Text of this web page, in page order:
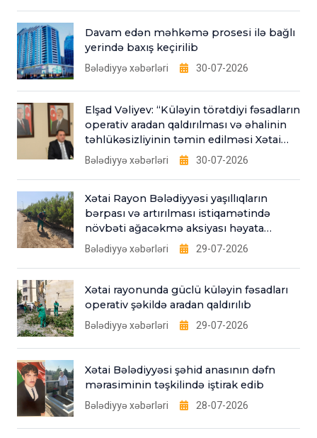
Davam edən məhkəmə prosesi ilə bağlı
yerində baxış keçirilib
Bələdiyyə xəbərləri 30-07-2026
Elşad Vəliyev: “Küləyin törətdiyi fəsadların
operativ aradan qaldırılması və əhalinin
təhlükəsizliyinin təmin edilməsi Xətai
Bələdiyyəsinin əsas fəaliyyət
istiqamətlərindəndir”
Bələdiyyə xəbərləri 30-07-2026
Xətai Rayon Bələdiyyəsi yaşıllıqların
bərpası və artırılması istiqamətində
növbəti ağacəkmə aksiyası həyata
keçirib
Bələdiyyə xəbərləri 29-07-2026
Xətai rayonunda güclü küləyin fəsadları
operativ şəkildə aradan qaldırılıb
Bələdiyyə xəbərləri 29-07-2026
Xətai Bələdiyyəsi şəhid anasının dəfn
mərasiminin təşkilində iştirak edib
Bələdiyyə xəbərləri 28-07-2026